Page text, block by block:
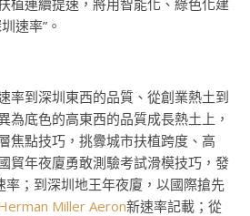
植連續提速，將用智能化、綠色化建
速率”。
率到深圳東西的品質、從創業熱土到
為底色的高東西的品質成長熱土上，
焦點技巧，挑釁城市扶植跨度、高
貿年夜廈勇敢測驗考試滑模技巧，發
率；到深圳地王年夜廈，以國際搶先
Miller Aeron新速率記載；從